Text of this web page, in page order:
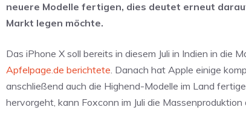
neuere Modelle fertigen, dies deutet erneut
Markt legen möchte.
Das iPhone X soll bereits in diesem Juli in Indien in die
Apfelpage.de berichtete. Danach hat Apple einige
anschließend auch die Highend-Modelle im Land
hervorgeht, kann Foxconn im Juli die